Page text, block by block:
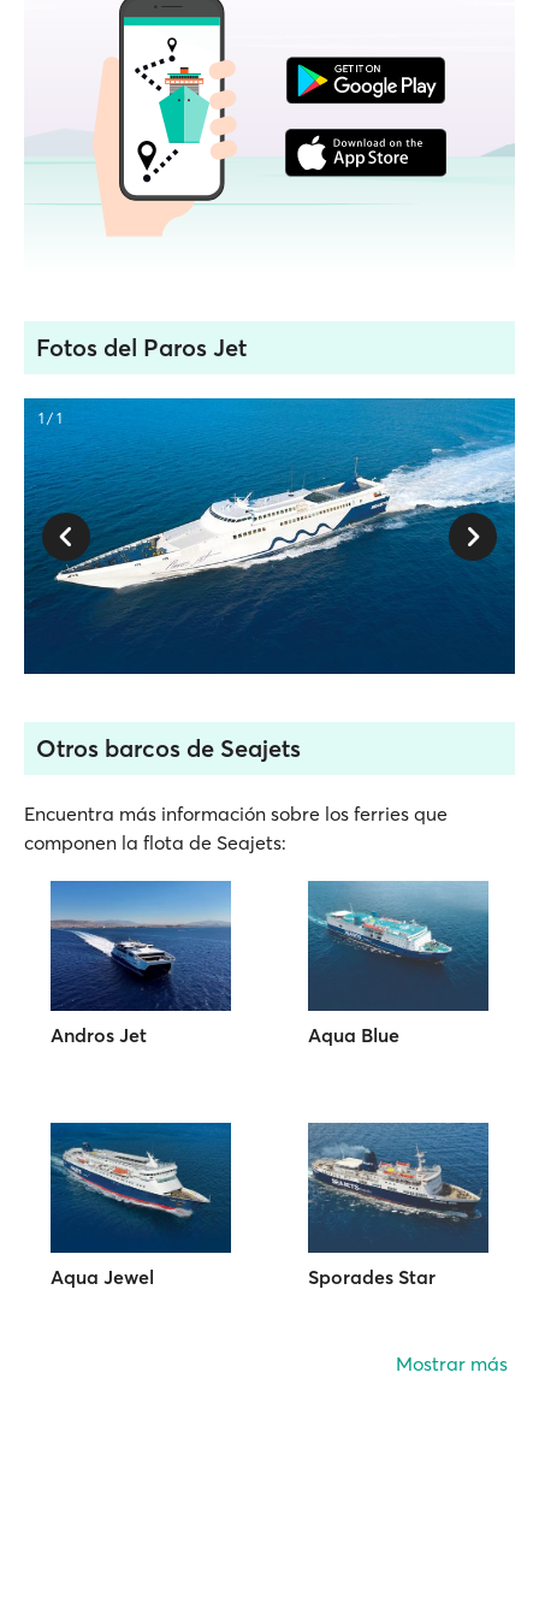
Fotos del Paros Jet
1 / 1
Otros barcos de Seajets
Encuentra más información sobre los ferries que
componen la flota de Seajets:
Andros Jet Aqua Blue
Aqua Jewel Sporades Star
Mostrar más